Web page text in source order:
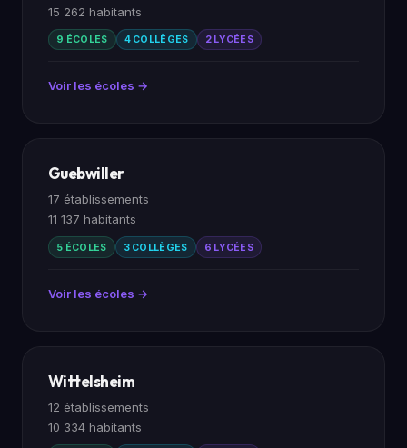
15 262 habitants
9 ÉCOLES 4 COLLÈGES 2 LYCÉES
Voir les écoles →
Guebwiller
17 établissements
11 137 habitants
5 ÉCOLES 3 COLLÈGES 6 LYCÉES
Voir les écoles →
Wittelsheim
12 établissements
10 334 habitants